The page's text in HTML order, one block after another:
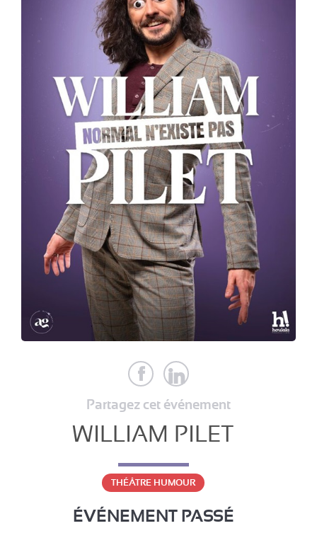
Partagez cet événement
WILLIAM PILET
THÉÂTRE HUMOUR
ÉVÉNEMENT PASSÉ